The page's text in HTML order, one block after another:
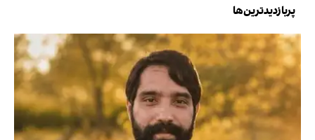
پربازدیدترین‌ها